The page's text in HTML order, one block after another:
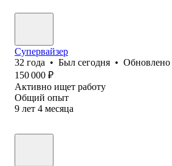
Супервайзер
32 года • Был сегодня • Обновлено
150 000 ₽
Активно ищет работу
Общий опыт
9 лет 4 месяца